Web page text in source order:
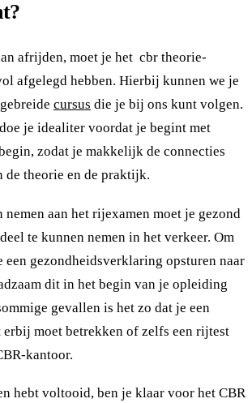
afrijden, moet je het cbr theorie-
afgelegd hebben. Hierbij kunnen we je
cursus die je bij ons kunt volgen.
je idealiter voordat je begint met
zodat je makkelijk de connecties
de theorie en de praktijk.
nemen aan het rijexamen moet je gezond
te kunnen nemen in het verkeer. Om
een gezondheidsverklaring opsturen naar
dit in het begin van je opleiding
gevallen is het zo dat je een
erbij moet betrekken of zelfs een rijtest
kantoor.
hebt voltooid, ben je klaar voor het CBR